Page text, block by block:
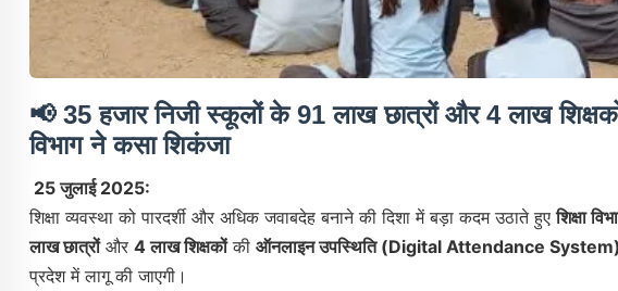
📢 35 हजार निजी स्कूलों के 91 लाख छात्रों और 4 लाख
विभाग ने कसा शिकंजा
25 जुलाई 2025:
शिक्षा व्यवस्था को पारदर्शी और अधिक जवाबदेह बनाने की दिशा में बड़ा कदम उठाते हुएशिक्षा
लाख छात्रोंऔर 4 लाख शिक्षकोंकी ऑनलाइन उपस्थिति (Digital Attendance System)
प्रदेश में लागू की जाएगी।